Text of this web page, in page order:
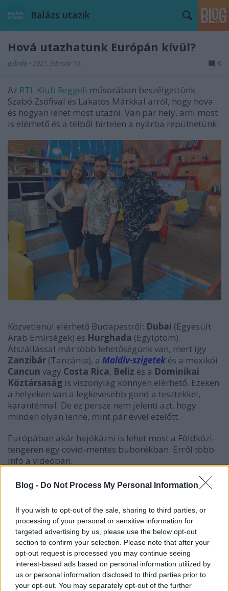
Blog - Do Not Process My Personal Information
If you wish to opt-out of the sale, sharing to third parties, or
processing of your personal or sensitive information for
targeted advertising by us, please use the below opt-out
section to confirm your selection. Please note that after your
opt-out request is processed you may continue seeing
interest-based ads based on personal information utilized by
us or personal information disclosed to third parties prior to
your opt-out. You may separately opt-out of the further
Balázs utazik
Hová utazhatunk Európán kívül?
gybala • 2021. február 15. 0
Az RTL Klub Reggeli műsorában beszélgettünk
Szabó Zsófival és Lakatos Márkkal arról, hogy hova
és hogyan lehet most utazni. Van pár hely, ami most
is elérhető és a télből hirtelen a nyárba repülhetünk.
Közvetlenül elérhető Budapestről: Dubai (Egyesült
Arab Emírségek) és Hurghada (Egyiptom).
Átszállással már több lehetőségünk van, mert így
Zanzibár (Tanzánia), a Maldív-szigetek és a mexikói
Cancun vagy Costa Rica, Beliz és a Dominikai
Köztársaság is viszonylag könnyen elérhető. Ezeken
a helyeken van a legkevesebb gond a tesztekkel,
karanténnal. De ez persze nem jelenti azt, hogy
minden olyan lenne, mint pár évvel ezelőtt.
Európában akár hajókázni is lehet most a Földközi-
tengeren egy covid-mentes buborékban. Erről több
infó a videóban.
Fontos, hogy a szabályok hetente változnak a
tesztelésről, maszkokról, így mindenképpen követni
kell a hivatalos forrásokat (kormányzati oldalak,
helyi turisztikai hivatal weboldalai, légitársaságok
oldalai) és mérlegelni kell a kockázatot és a
következményeket is. Hazafelé, 10 napos kötelező
karantén vagy 2 PCR teszt vár a nyaralókra.
A videó megtekinthető ezen a linkenvagy itt: